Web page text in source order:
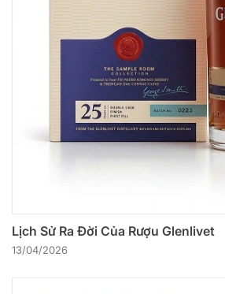
Lịch Sử Ra Đời Của Rượu Glenlivet
13/04/2026